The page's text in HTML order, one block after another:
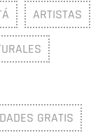
ARTISTAS
GRATIS